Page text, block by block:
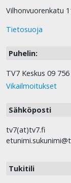
Vilhonvuorenkatu
Tietosuoja
Puhelin:
TV7 Keskus 09
Vikailmoitukset
Sähköposti
tv7(at)tv7.fi
Tukitili